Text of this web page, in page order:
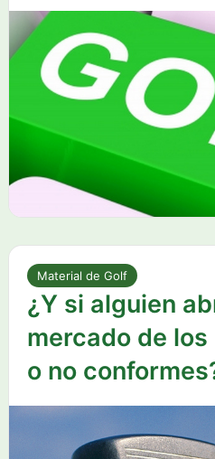
Material de Golf
¿Y si alguien
mercado de
o no